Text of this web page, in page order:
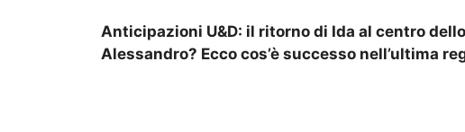
Anticipazioni U&D: il ritorno di Ida al centro
Alessandro? Ecco cos’è successo nell’ultima